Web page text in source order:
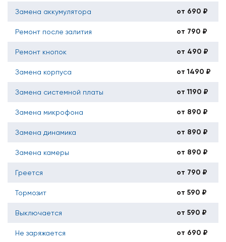
Замена аккумулятора от 690 ₽
Ремонт после залития от 790 ₽
Ремонт кнопок от 490 ₽
Замена корпуса от 1490 ₽
Замена системной платы от 1190 ₽
Замена микрофона от 890 ₽
Замена динамика от 890 ₽
Замена камеры от 890 ₽
Греется от 790 ₽
Тормозит от 590 ₽
Выключается от 590 ₽
Не заряжается от 690 ₽